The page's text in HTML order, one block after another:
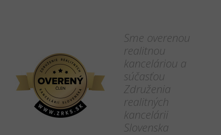
Sme overenou
realitnou
kanceláriou a
súčasťou
Združenia
realitných
kancelárii
Slovenska